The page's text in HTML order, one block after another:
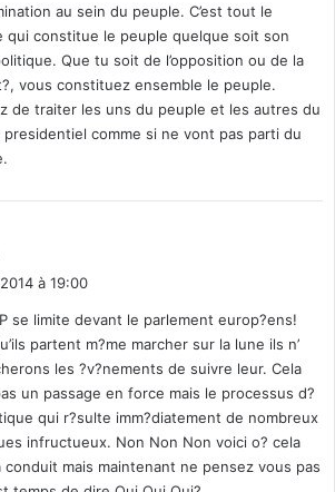
:
au sein du peuple. C’est tout le
qui constitue le peuple quelque soit son
Que tu soit de l’opposition ou de la
vous constituez ensemble le peuple.
de traiter les uns du peuple et les autres du
presidentiel comme si ne vont pas parti du
à 19:00
se limite devant le parlement europ?ens!
partent m?me marcher sur la lune ils n’
les ?v?nements de suivre leur. Cela
un passage en force mais le processus d?
qui r?sulte imm?diatement de nombreux
infructueux. Non Non Non voici o? cela
conduit mais maintenant ne pensez vous pas